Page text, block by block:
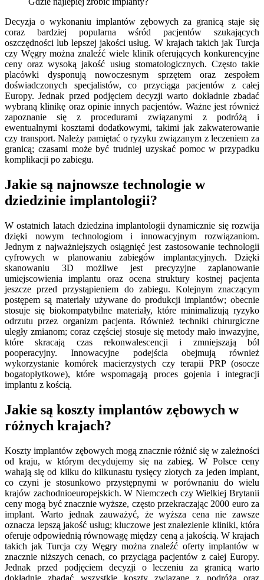
Decyzja o wykonaniu implantów zębowych za granicą staje się
coraz bardziej popularna wśród pacjentów szukających
oszczędności lub lepszej jakości usług. W krajach takich jak Turcja
czy Węgry można znaleźć wiele klinik oferujących konkurencyjne
ceny oraz wysoką jakość usług stomatologicznych. Często takie
placówki dysponują nowoczesnym sprzętem oraz zespołem
doświadczonych specjalistów, co przyciąga pacjentów z całej
Europy. Jednak przed podjęciem decyzji warto dokładnie zbadać
wybraną klinikę oraz opinie innych pacjentów. Ważne jest również
zapoznanie się z procedurami związanymi z podróżą i
ewentualnymi kosztami dodatkowymi, takimi jak zakwaterowanie
czy transport. Należy pamiętać o ryzyku związanym z leczeniem za
granicą; czasami może być trudniej uzyskać pomoc w przypadku
komplikacji po zabiegu.
Jakie są najnowsze technologie w
dziedzinie implantologii?
W ostatnich latach dziedzina implantologii dynamicznie się rozwija
dzięki nowym technologiom i innowacyjnym rozwiązaniom.
Jednym z najważniejszych osiągnięć jest zastosowanie technologii
cyfrowych w planowaniu zabiegów implantacyjnych. Dzięki
skanowaniu 3D możliwe jest precyzyjne zaplanowanie
umiejscowienia implantu oraz ocena struktury kostnej pacjenta
jeszcze przed przystąpieniem do zabiegu. Kolejnym znaczącym
postępem są materiały używane do produkcji implantów; obecnie
stosuje się biokompatybilne materiały, które minimalizują ryzyko
odrzutu przez organizm pacjenta. Również techniki chirurgiczne
uległy zmianom; coraz częściej stosuje się metody mało inwazyjne,
które skracają czas rekonwalescencji i zmniejszają ból
pooperacyjny. Innowacyjne podejścia obejmują również
wykorzystanie komórek macierzystych czy terapii PRP (osocze
bogatopłytkowe), które wspomagają proces gojenia i integracji
implantu z kością.
Jakie są koszty implantów zębowych w
różnych krajach?
Koszty implantów zębowych mogą znacznie różnić się w zależności
od kraju, w którym decydujemy się na zabieg. W Polsce ceny
wahają się od kilku do kilkunastu tysięcy złotych za jeden implant,
co czyni je stosunkowo przystępnymi w porównaniu do wielu
krajów zachodnioeuropejskich. W Niemczech czy Wielkiej Brytanii
ceny mogą być znacznie wyższe, często przekraczając 2000 euro za
implant. Warto jednak zauważyć, że wyższa cena nie zawsze
oznacza lepszą jakość usług; kluczowe jest znalezienie kliniki, która
oferuje odpowiednią równowagę między ceną a jakością. W krajach
takich jak Turcja czy Węgry można znaleźć oferty implantów w
znacznie niższych cenach, co przyciąga pacjentów z całej Europy.
Jednak przed podjęciem decyzji o leczeniu za granicą warto
dokładnie zbadać wszystkie koszty związane z podróżą oraz